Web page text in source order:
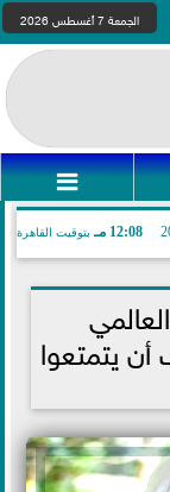
الجمعة 7 أغسطس 2026

12:08 مـ بتوقيت القاهرة
يتمتعوا